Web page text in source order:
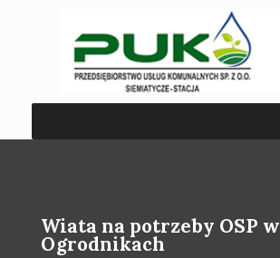
Wiata na potrzeby OSP w
Ogrodnikach